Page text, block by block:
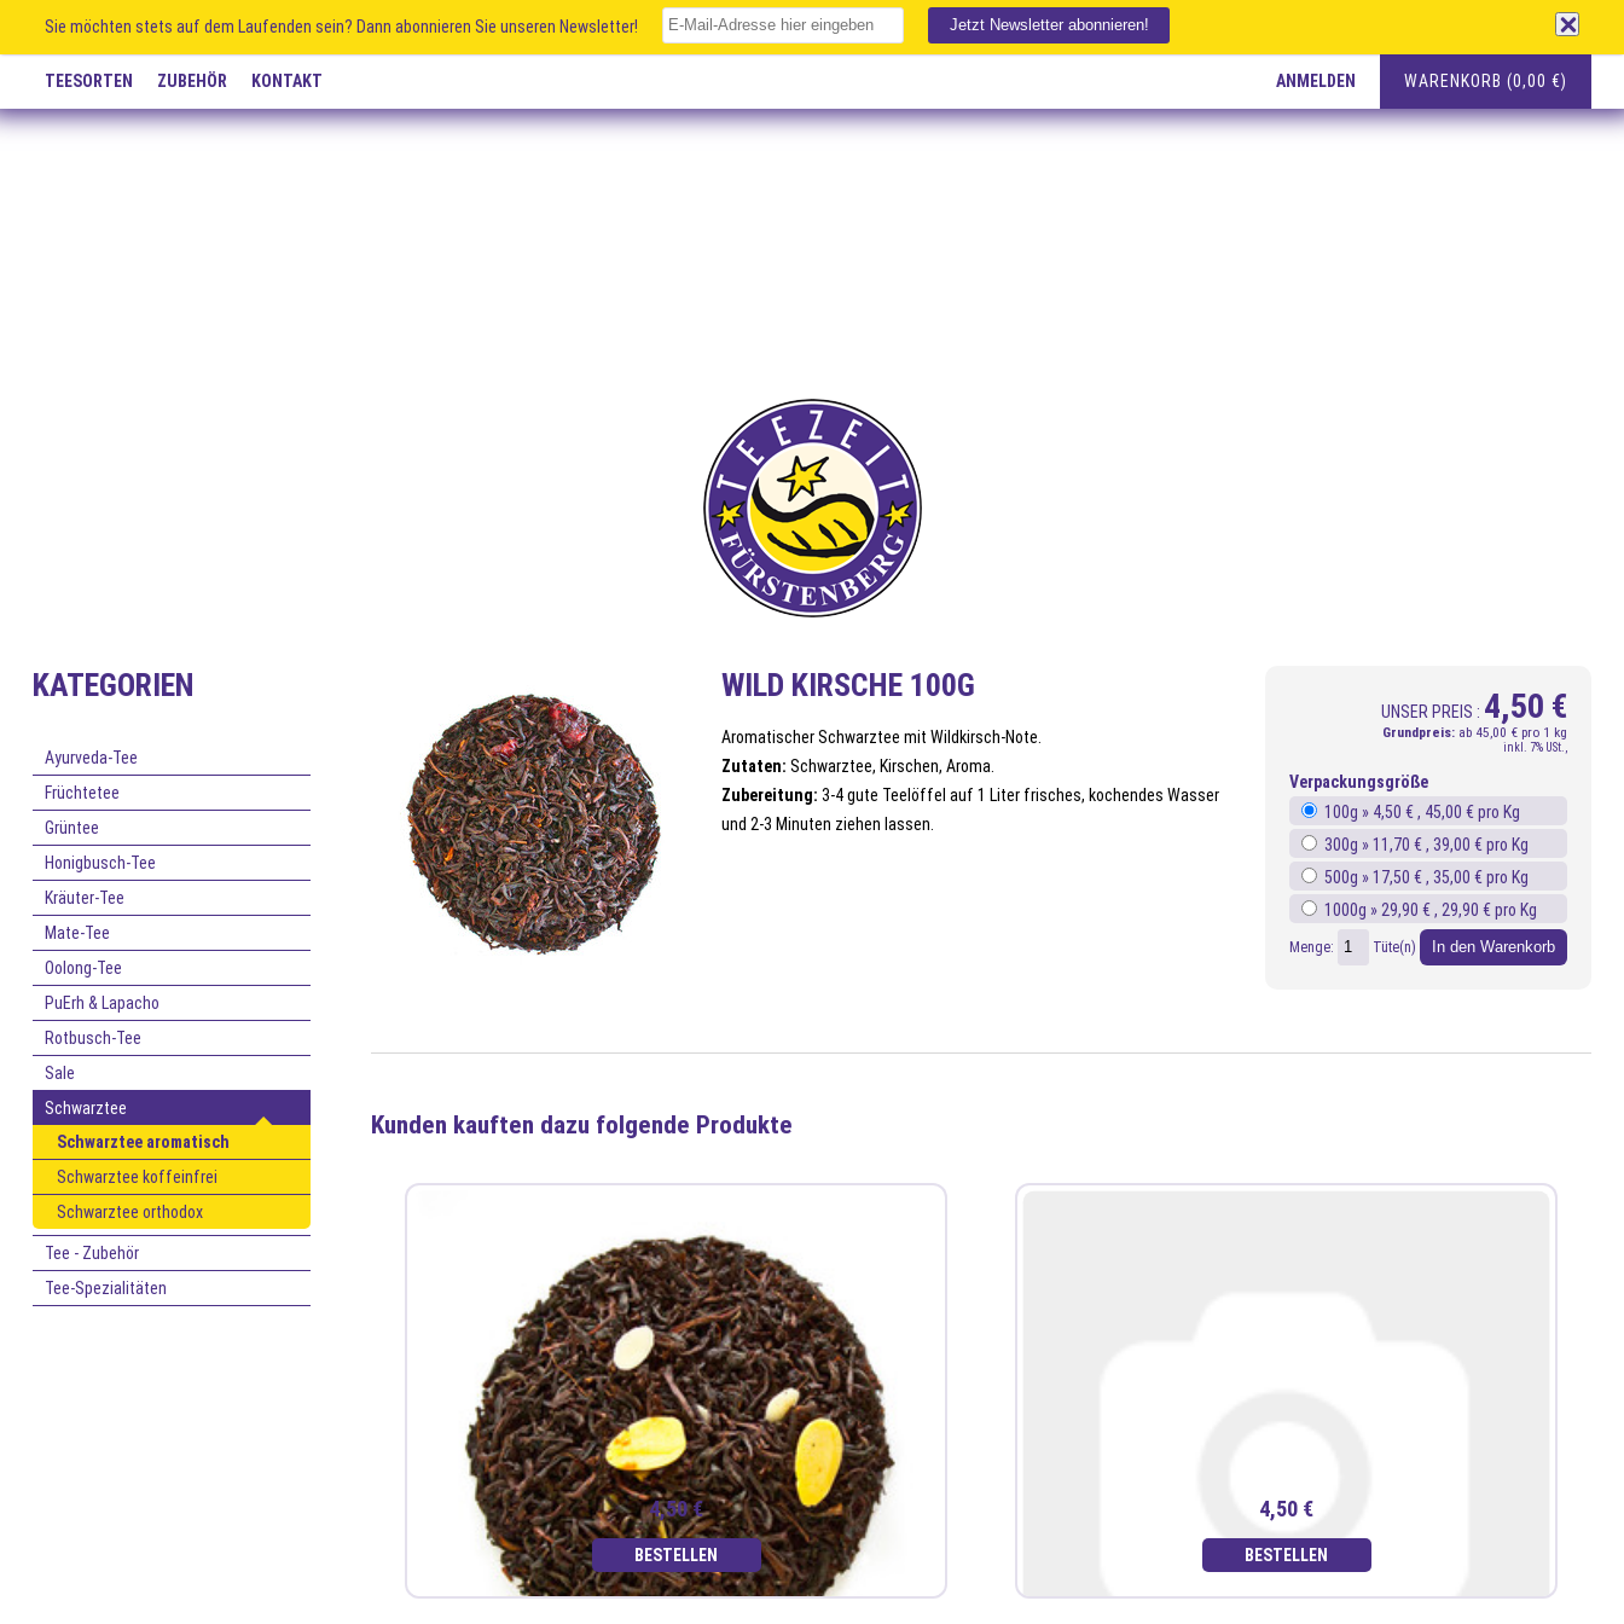
Sie möchten stets auf dem Laufenden sein? Dann abonnieren Sie unseren Newsletter!
TEESORTEN ZUBEHÖR KONTAKT ANMELDEN WARENKORB (0,00 €)
KATEGORIEN
Ayurveda-Tee
Früchtetee
Grüntee
Honigbusch-Tee
Kräuter-Tee
Mate-Tee
Oolong-Tee
PuErh & Lapacho
Rotbusch-Tee
Sale
Schwarztee
Schwarztee aromatisch
Schwarztee koffeinfrei
Schwarztee orthodox
Tee - Zubehör
Tee-Spezialitäten
WILD KIRSCHE 100G
Aromatischer Schwarztee mit Wildkirsch-Note.
Zutaten: Schwarztee, Kirschen, Aroma.
Zubereitung: 3-4 gute Teelöffel auf 1 Liter frisches, kochendes Wasser
und 2-3 Minuten ziehen lassen.
UNSER PREIS : 4,50 €
Grundpreis: ab 45,00 € pro 1 kg
inkl. 7% USt.,
Verpackungsgröße
100g » 4,50 €, 45,00 € pro Kg
300g »11,70 €, 39,00 € pro Kg
500g »17,50 €, 35,00 € pro Kg
1000g » 29,90 €, 29,90 € pro Kg
Menge: Tüte(n) In den Warenkorb
Kunden kauften dazu folgende Produkte
4,50 €
BESTELLEN
4,50 €
BESTELLEN